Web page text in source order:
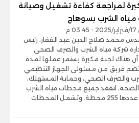
لمراجعة كفاءة تشغيل وصيانة
الشرب بسوهاج
م
محمد صلاح الدين عبد الغفار، رئيس
شركة مياه الشرب والصرف الصحى
هناك لجنة مكبرة يستمر عملها لمدة
وتضم فريق من مسئولى الجهاز التنظيمي
والصرف الصحي، وحماية المستهلك،
لتفقد جميع محطات مياه الشرب
وتشمل المحطات